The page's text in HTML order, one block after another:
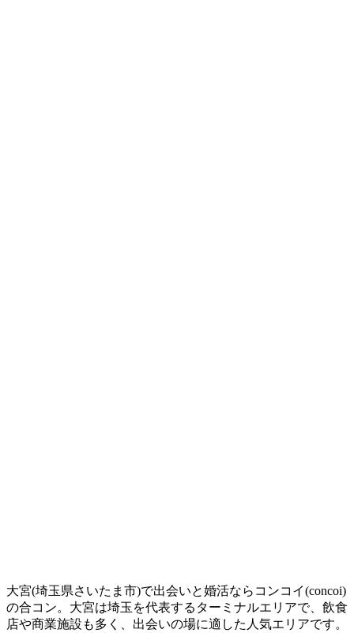
大宮(埼玉県さいたま市)で出会いと婚活ならコンコイ(concoi)
の合コン。大宮は埼玉を代表するターミナルエリアで、飲食
店や商業施設も多く、出会いの場に適した人気エリアです。